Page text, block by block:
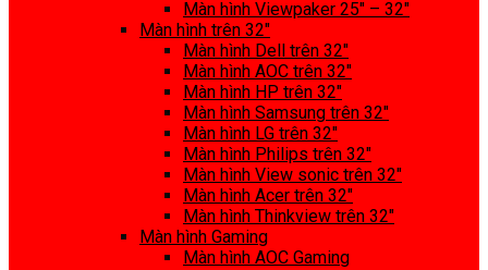
Màn hình Viewpaker 25″ – 32″
Màn hình trên 32″
Màn hình Dell trên 32″
Màn hình AOC trên 32″
Màn hình HP trên 32″
Màn hình Samsung trên 32″
Màn hình LG trên 32″
Màn hình Philips trên 32″
Màn hình View sonic trên 32″
Màn hình Acer trên 32″
Màn hình Thinkview trên 32″
Màn hình Gaming
Màn hình AOC Gaming